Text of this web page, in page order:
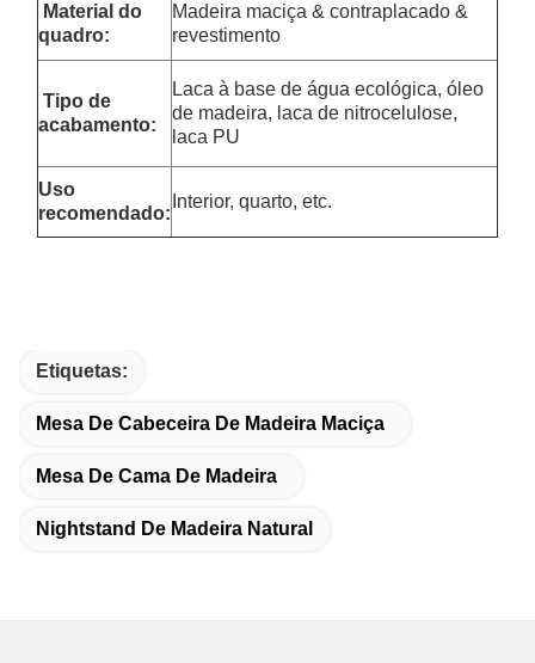
Material do
quadro:
Madeira maciça & contraplacado &
revestimento
Tipo de
acabamento:
Laca à base de água ecológica, óleo
de madeira, laca de nitrocelulose,
laca PU
Uso
recomendado:
Interior, quarto, etc.
Etiquetas:
Mesa De Cabeceira De Madeira Maciça
Mesa De Cama De Madeira
Nightstand De Madeira Natural